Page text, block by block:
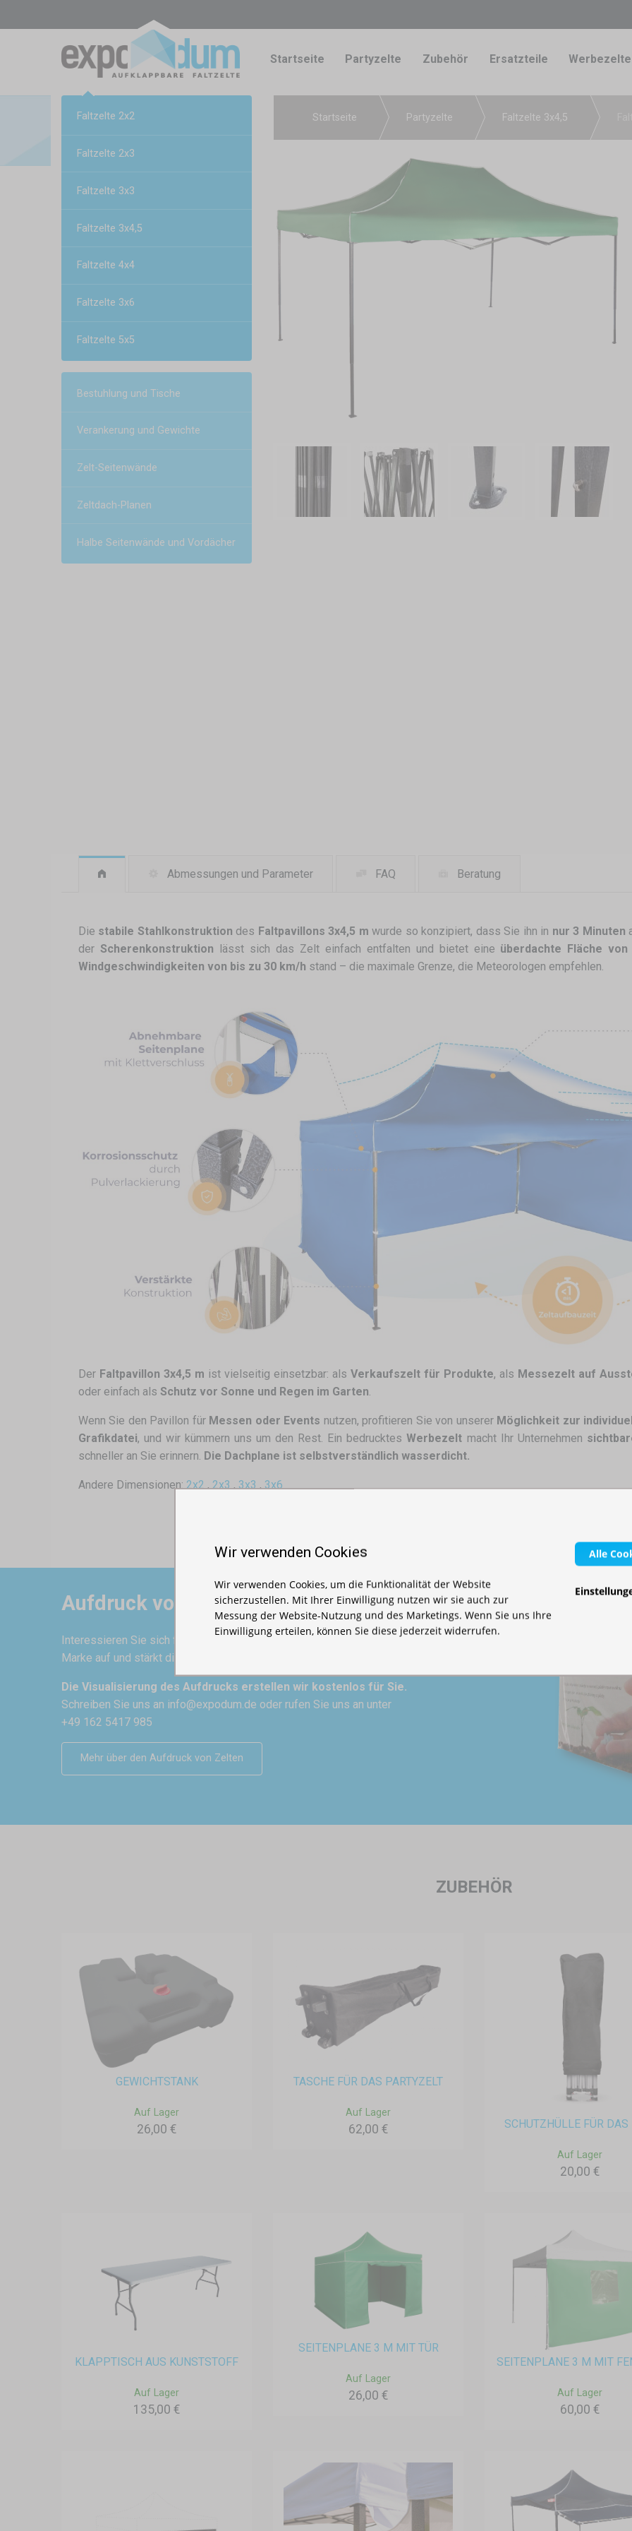
Startseite Partyzelte Zubehör Ersatzteile Werbezelte
Faltzelte 2x2
Faltzelte 2x3
Faltzelte 3x3
Faltzelte 3x4,5
Faltzelte 4x4
Faltzelte 3x6
Faltzelte 5x5
Bestuhlung und Tische
Verankerung und Gewichte
Zelt-Seitenwände
Zeltdach-Planen
Halbe Seitenwände und Vordächer
Startseite Partyzelte Faltzelte 3x4,5
Abmessungen und Parameter FAQ Beratung
Die stabile Stahlkonstruktion des Faltpavillons 3x4,5 m wurde so konzipiert, dass Sie ihn in nur 3 Minuten
der Scherenkonstruktion lässt sich das Zelt einfach entfalten und bietet eine überdachte Fläche von
Windgeschwindigkeiten von bis zu 30 km/h stand – die maximale Grenze, die Meteorologen empfehlen.
Der Faltpavillon 3x4,5 m ist vielseitig einsetzbar: als Verkaufszelt für Produkte, als Messezelt auf
oder einfach als Schutz vor Sonne und Regen im Garten
Wenn Sie den Pavillon für Messen oder Events nutzen, profitieren Sie von unserer Möglichkeit zur
Grafikdatei, und wir kümmern uns um den Rest. Ein bedrucktesWerbezelt macht Ihr Unternehmen
schneller an Sie erinnern. Die Dachplane ist selbstverständlich wasserdicht.
Andere Dimensionen: 2x2 , 2x3 , 3x3 , 3x6
Aufdruck von Zelten
Interessieren Sie sich für ein Zelt mit Aufdruck? Ein bedrucktes Zelt wertet Ihre
Marke auf und stärkt die Glaubwürdigkeit.
Die Visualisierung des Aufdrucks erstellen wir kostenlos für Sie.
Schreiben Sie uns an info@expodum.de oder rufen Sie uns an unter
+49 162 5417 985
Mehr über den Aufdruck von Zelten
ZUBEHÖR
GEWICHTSTANK
Auf Lager
26,00 €
TASCHE FÜR DAS PARTYZELT
Auf Lager
62,00 € SCHUTZHÜLLE FÜR DAS
Auf Lager
20,00 €
KLAPPTISCH AUS KUNSTSTOFF
Auf Lager
135,00 €
SEITENPLANE 3 M MIT TÜR
Auf Lager
26,00 €
SEITENPLANE 3 M MIT
Auf Lager
60,00 €
Wir verwenden Cookies
Wir verwenden Cookies, um die Funktionalität der Website
sicherzustellen. Mit Ihrer Einwilligung nutzen wir sie auch zur
Messung der Website-Nutzung und des Marketings. Wenn Sie uns Ihre
Einwilligung erteilen, können Sie diese jederzeit widerrufen.
Alle